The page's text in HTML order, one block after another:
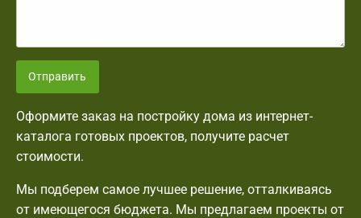
Отправить
Оформите заказ на постройку дома из интернет-
каталога готовых проектов, получите расчет
стоимости.
Мы подберем самое лучшее решение, отталкиваясь
от имеющегося бюджета. Мы предлагаем проекты от